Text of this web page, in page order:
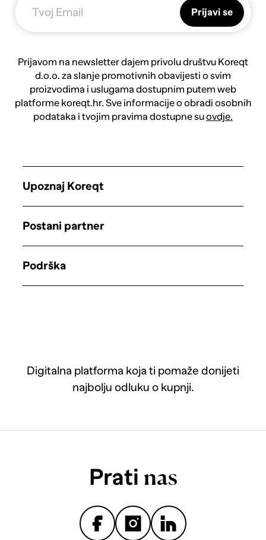
Prijavi se
Prijavom na newsletter dajem privolu društvu Koreqt
d.o.o. za slanje promotivnih obavijesti o svim
proizvodima i uslugama dostupnim putem web
platforme koreqt.hr. Sve informacije o obradi osobnih
podataka i tvojim pravima dostupne suovdje.
Digitalna platforma koja ti pomaže donijeti
najbolju odluku o kupnji.
Upoznaj Koreqt
Postani partner
Podrška
Prati nas